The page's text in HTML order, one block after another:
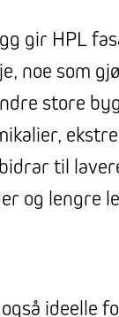
gir HPL
noe som
store
til
og lengre
ideelle